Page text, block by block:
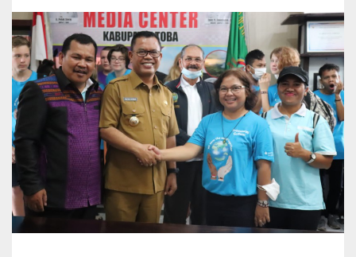
e
r
i
m
a
K
u
n
j
u
a
n
R
o